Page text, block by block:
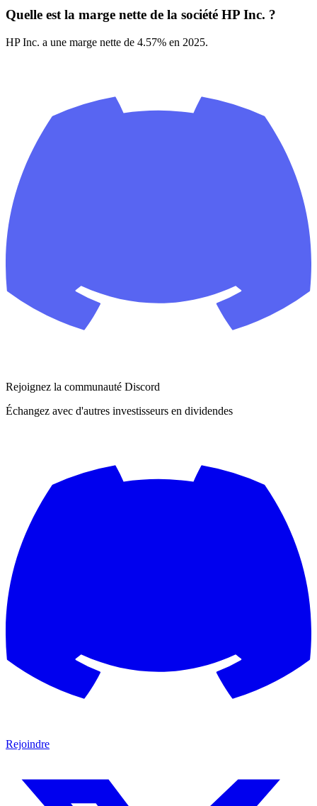
Quelle est la marge nette de la société HP Inc. ?
HP Inc. a une marge nette de 4.57% en 2025.
Rejoignez la communauté Discord
Échangez avec d'autres investisseurs en dividendes
Rejoindre